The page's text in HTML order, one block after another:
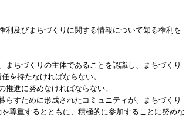
及びまちづくりに関する情報について知る権利を
ちづくりの主体であることを認識し、まちづくり
を持たなければならない。
進に努めなければならない。
すために形成されたコミュニティが、まちづくり
尊重するとともに、積極的に参加することに努めな